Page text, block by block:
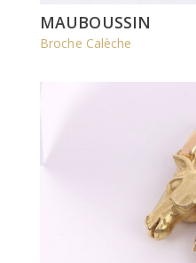
MAUBOUSSIN
Broche Calèche